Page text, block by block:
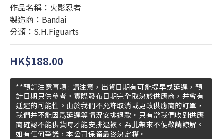
作品名稱：火影忍者
製造商：Bandai
分類：S.H.Figuarts
HK$188.00
**預訂注意事項 : 請注意，出貨日期有可能提早或延遲，預
計日期只供參考。實際發布日期完全取決於供應商，并會有
延遲的可能性。由於我們不允許取消或更改供應商的訂單，
我們并不能因爲延遲等情況安排退款。只有當我們收到供應
商確認不能供貨時才能安排退款。為此帶來不便敬請諒解。
如有任何爭議，本公司保留最終決定權。